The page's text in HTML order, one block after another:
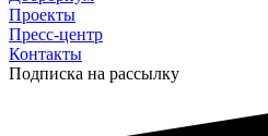
Проекты
Пресс-центр
Контакты
Подписка на рассылку